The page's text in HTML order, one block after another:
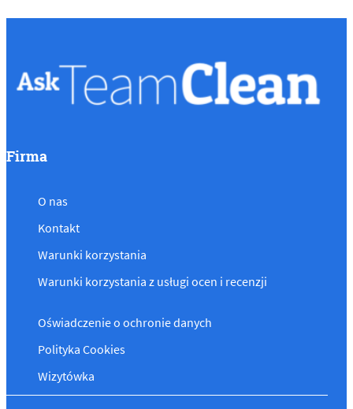
Firma
O nas
Kontakt
Warunki korzystania
Warunki korzystania z usługi ocen i recenzji
Oświadczenie o ochronie danych
Polityka Cookies
Wizytówka